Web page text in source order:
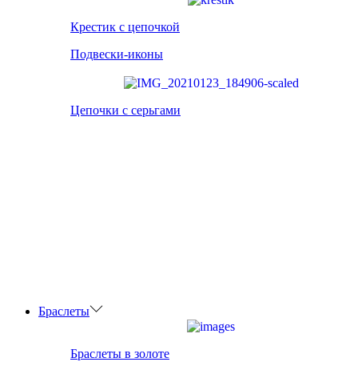
Крестик с цепочкой
Подвески-иконы
Цепочки с серьгами
Браслеты
Браслеты в золоте